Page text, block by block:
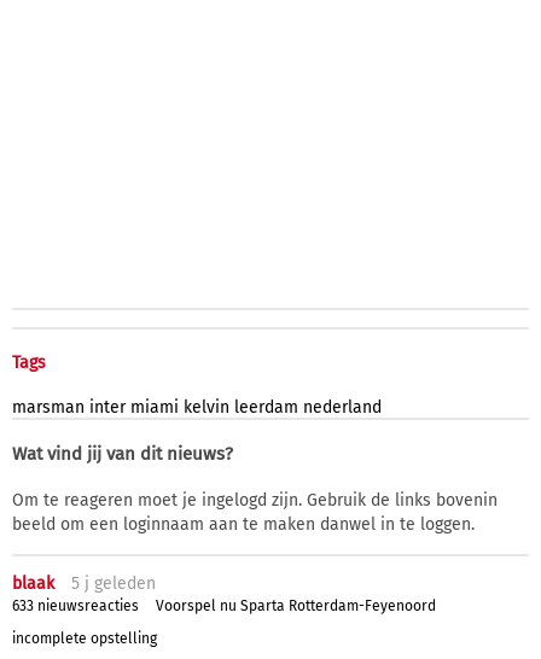
Tags
marsman inter miami kelvin leerdam nederland
Wat vind jij van dit nieuws?
Om te reageren moet je ingelogd zijn. Gebruik de links bovenin
beeld om een loginnaam aan te maken danwel in te loggen.
blaak 5 j geleden
633 nieuwsreacties
Voorspel nu Sparta Rotterdam-Feyenoord
incomplete opstelling